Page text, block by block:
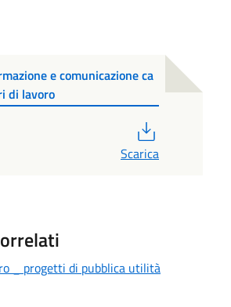
e comunicazione ca
di lavoro
Scarica
_ progetti di pubblica utilità